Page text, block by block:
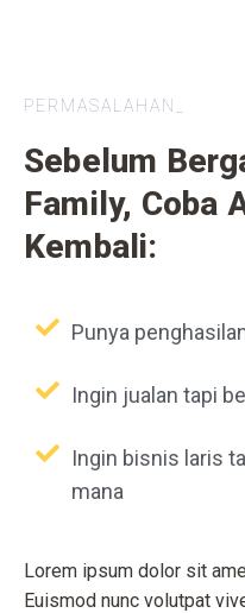
PERMASALAHAN_
Sebelum
Family, Coba
Kembali:
Punya
Ingin jualan tapi
Ingin bisnis laris
mana
Lorem ipsum dolor sit
Euismod nunc volutpat